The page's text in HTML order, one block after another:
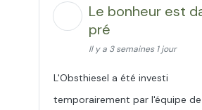
Le bonheur est
pré
Il y a 3 semaines 1 jour
L'Obsthiesel a été investi
temporairement par l'équipe de